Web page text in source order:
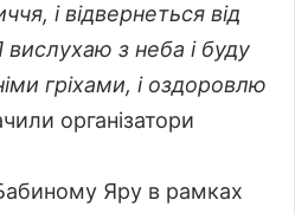
і відвернеться від
вислухаю з неба і буду
гріхами, і оздоровлю
організатори
Яру в рамках